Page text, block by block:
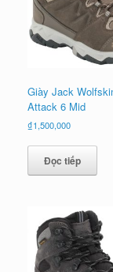
Giày Jack
Attack 6 Mid
₫1,500,000
Đọc tiếp